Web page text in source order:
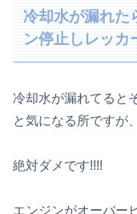
冷却水が漏れ
ン停止しレッカ
冷却水が漏れてると
と気になる所ですが
絶対ダメです!!!!
エンジンがオーバー